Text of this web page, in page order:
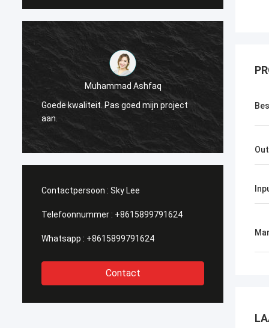
Muhammad Ashfaq
Goede kwaliteit. Pas goed mijn project
aan.
Contactpersoon : Sky Lee
Telefoonnummer : +8615899791624
Whatsapp : +8615899791624
Contact